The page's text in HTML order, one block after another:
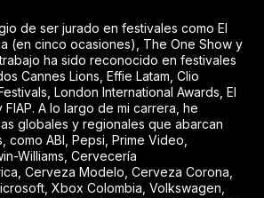
de ser jurado en festivales como El
(en cinco ocasiones), The One Show y
ha sido reconocido en festivales
Cannes Lions, Effie Latam, Clio
London International Awards, El
FIAP. A lo largo de mi carrera, he
globales y regionales que abarcan
como ABI, Pepsi, Prime Video,
Williams, Cervecería
Cerveza Modelo, Cerveza Corona,
Xbox Colombia, Volkswagen,